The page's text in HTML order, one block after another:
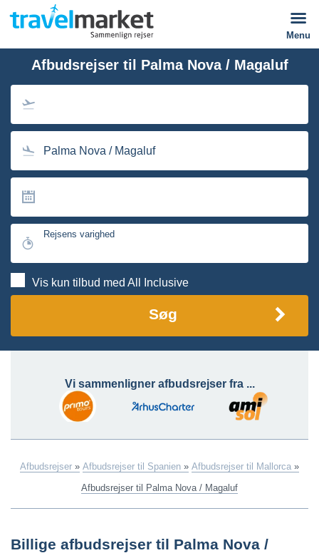
Menu
Afbudsrejser til Palma Nova / Magaluf
Palma Nova / Magaluf
Rejsens varighed
Vis kun tilbud med All Inclusive
Søg
Vi sammenligner afbudsrejser fra ...
Afbudsrejser » Afbudsrejser til Spanien » Afbudsrejser til Mallorca »
Afbudsrejser til Palma Nova / Magaluf
Billige afbudsrejser til Palma Nova /